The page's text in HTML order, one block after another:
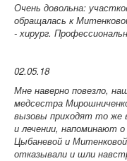
Очень довольна:
обращалась к
- хирург.
02.05.18
Мне наверно повезло,
медсестра
вызовы приходят то же
и лечении, напоминают
Цыбаневой и
отказывали и шли